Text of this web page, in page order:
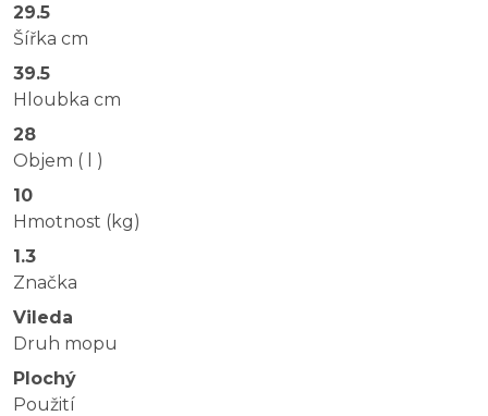
29.5
Šířka cm
39.5
Hloubka cm
28
Objem ( l )
10
Hmotnost (kg)
1.3
Značka
Vileda
Druh mopu
Plochý
Použití